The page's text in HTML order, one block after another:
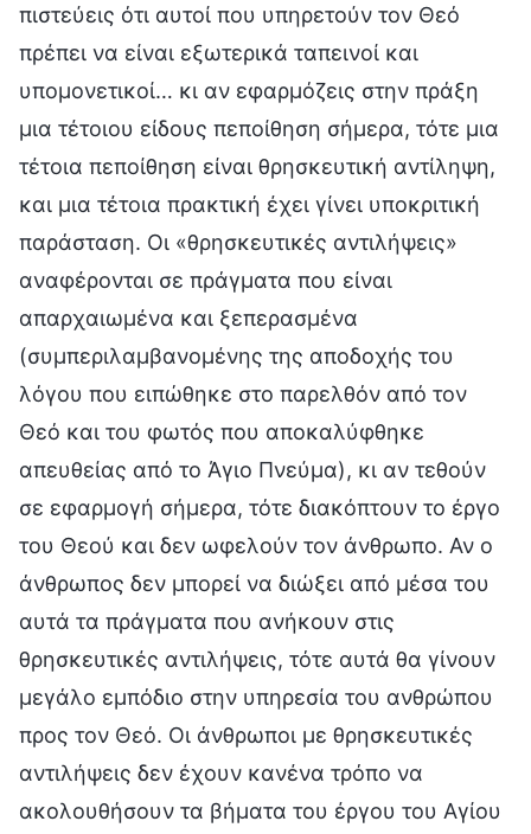
πιστεύεις ότι αυτοί που υπηρετούν τον Θεό
πρέπει να είναι εξωτερικά ταπεινοί και
υπομονετικοί… κι αν εφαρμόζεις στην πράξη
μια τέτοιου είδους πεποίθηση σήμερα, τότε μια
τέτοια πεποίθηση είναι θρησκευτική αντίληψη,
και μια τέτοια πρακτική έχει γίνει υποκριτική
παράσταση. Οι «θρησκευτικές αντιλήψεις»
αναφέρονται σε πράγματα που είναι
απαρχαιωμένα και ξεπερασμένα
(συμπεριλαμβανομένης της αποδοχής του
λόγου που ειπώθηκε στο παρελθόν από τον
Θεό και του φωτός που αποκαλύφθηκε
απευθείας από το Άγιο Πνεύμα), κι αν τεθούν
σε εφαρμογή σήμερα, τότε διακόπτουν το έργο
του Θεού και δεν ωφελούν τον άνθρωπο. Αν ο
άνθρωπος δεν μπορεί να διώξει από μέσα του
αυτά τα πράγματα που ανήκουν στις
θρησκευτικές αντιλήψεις, τότε αυτά θα γίνουν
μεγάλο εμπόδιο στην υπηρεσία του ανθρώπου
προς τον Θεό. Οι άνθρωποι με θρησκευτικές
αντιλήψεις δεν έχουν κανένα τρόπο να
ακολουθήσουν τα βήματα του έργου του Αγίου